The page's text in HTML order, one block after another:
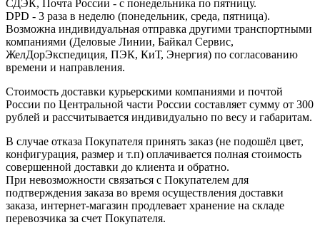
СДЭК, Почта России - с понедельника по пятницу.
DPD - 3 раза в неделю (понедельник, среда, пятница).
Возможна индивидуальная отправка другими транспортными
компаниями (Деловые Линии, Байкал Сервис,
ЖелДорЭкспедиция, ПЭК, КиТ, Энергия) по согласованию
времени и направления.
Стоимость доставки курьерскими компаниями и почтой
России по Центральной части России составляет сумму от 300
рублей и рассчитывается индивидуально по весу и габаритам.
В случае отказа Покупателя принять заказ (не подошёл цвет,
конфигурация, размер и т.п) оплачивается полная стоимость
совершенной доставки до клиента и обратно.
При невозможности связаться с Покупателем для
подтверждения заказа во время осуществления доставки
заказа, интернет-магазин продлевает хранение на складе
перевозчика за счет Покупателя.